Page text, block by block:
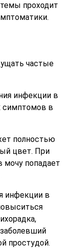
проходит
частые
инфекции в
симптомов в
полностью
цвет. При
мочу попадает
инфекции в
простудой.